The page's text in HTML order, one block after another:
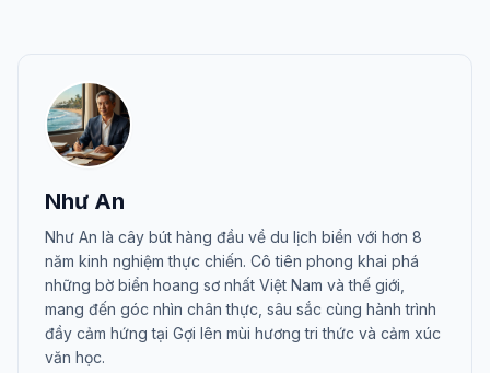
Như An
Như An là cây bút hàng đầu về du lịch biển với hơn 8
năm kinh nghiệm thực chiến. Cô tiên phong khai phá
những bờ biển hoang sơ nhất Việt Nam và thế giới,
mang đến góc nhìn chân thực, sâu sắc cùng hành trình
đầy cảm hứng tại Gợi lên mùi hương tri thức và cảm xúc
văn học.